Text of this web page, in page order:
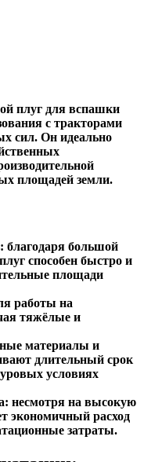
плуг для вспашки
с тракторами
сил. Он идеально
благодаря большой
способен быстро и
площади
работы на
тяжёлые и
материалы и
длительный срок
условиях
несмотря на высокую
экономичный расход